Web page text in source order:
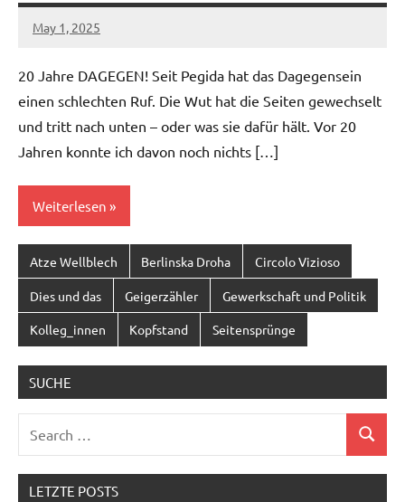
May 1, 2025
geigerzaehler
No
20 Jahre DAGEGEN! Seit Pegida hat das Dagegensein
einen schlechten Ruf. Die Wut hat die Seiten gewechselt
und tritt nach unten – oder was sie dafür hält. Vor 20
Jahren konnte ich davon noch nichts […]
Weiterlesen
Atze Wellblech Berlinska Droha Circolo Vizioso
Dies und das Geigerzähler Gewerkschaft und Politik
Kolleg_innen Kopfstand Seitensprünge
SUCHE
Search
LETZTE POSTS